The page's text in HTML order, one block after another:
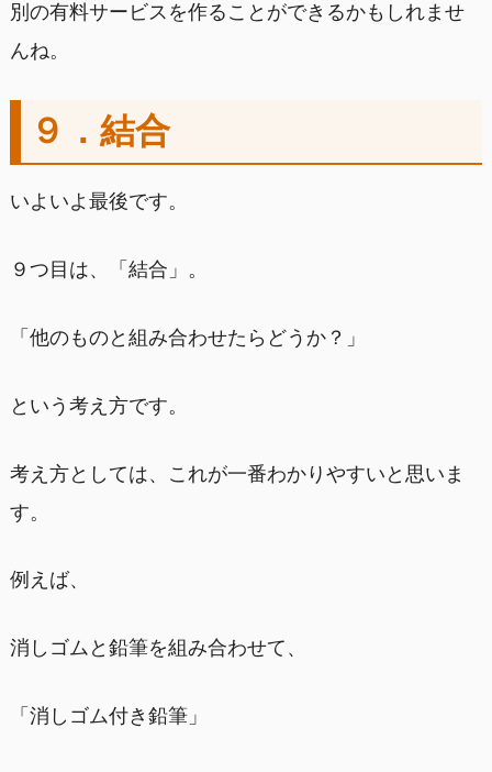
別の有料サービスを作ることができるかもしれませ
んね。
９．結合
いよいよ最後です。
９つ目は、「結合」。
「他のものと組み合わせたらどうか？」
という考え方です。
考え方としては、これが一番わかりやすいと思いま
す。
例えば、
消しゴムと鉛筆を組み合わせて、
「消しゴム付き鉛筆」